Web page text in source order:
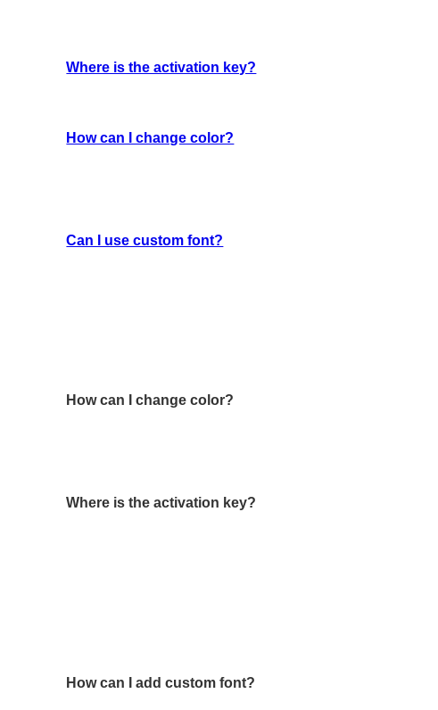
Where is the activation key?
How can I change color?
Can I use custom font?
How can I change color?
Where is the activation key?
How can I add custom font?